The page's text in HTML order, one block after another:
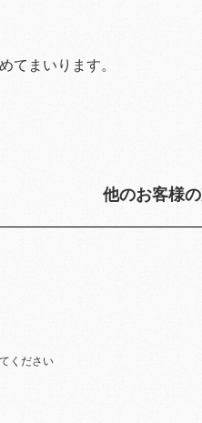
てまいります。
他のお客様
ください